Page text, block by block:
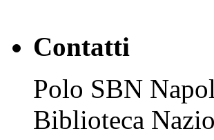
Contatti
Polo SBN
Biblioteca